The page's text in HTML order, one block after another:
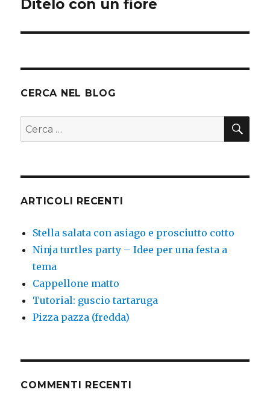
Ditelo con un fiore
CERCA NEL BLOG
Cerca:
ARTICOLI RECENTI
Stella salata con asiago e prosciutto cotto
Ninja turtles party – Idee per una festa a
tema
Cappellone matto
Tutorial: guscio tartaruga
Pizza pazza (fredda)
COMMENTI RECENTI